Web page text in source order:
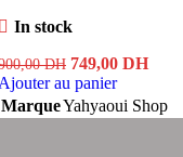
In stock
DH Le
prix
initial
était :
749,00 DHLe
actuel
est :
au panier
MarqueYahyaoui Shop